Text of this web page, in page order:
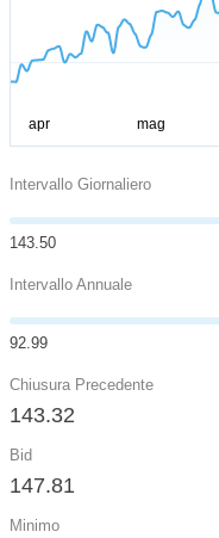
Intervallo Giornaliero
143.50
Intervallo Annuale
92.99
Chiusura Precedente
143.32
Bid
147.81
Minimo